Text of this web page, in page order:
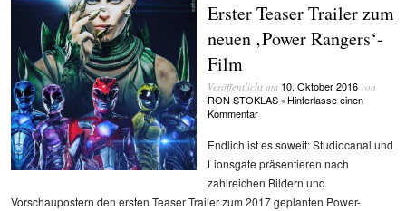
Erster Teaser Trailer zum
neuen ‚Power Rangers‘-
Film
Veröffentlicht am 10. Oktober 2016von
RON STOKLAS • Hinterlasse einen
Kommentar
Endlich ist es soweit: Studiocanal und
Lionsgate präsentieren nach
zahlreichen Bildern und
Vorschaupostern den ersten Teaser Trailer zum 2017 geplanten Power-